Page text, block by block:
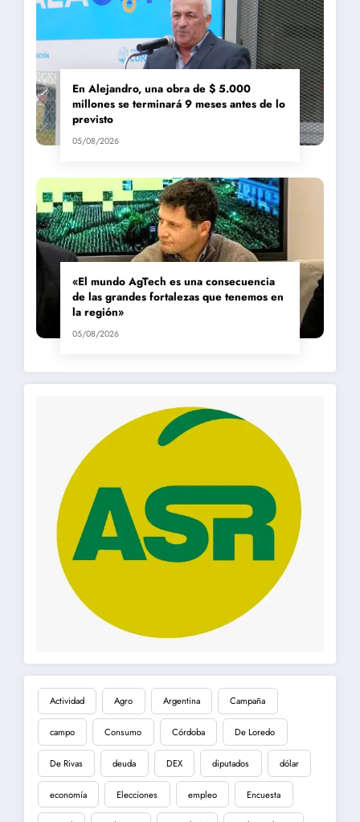
En Alejandro, una obra de $ 5.000
millones se terminará 9 meses antes de lo
previsto
05/08/2026
«El mundo AgTech es una consecuencia
de las grandes fortalezas que tenemos en
la región»
05/08/2026
Actividad Agro Argentina Campaña
campo Consumo Córdoba De Loredo
De Rivas deuda DEX diputados dólar
economía Elecciones empleo Encuesta